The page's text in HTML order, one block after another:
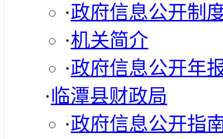
·政府信息公开制
·机关简介
·政府信息公开年
·临潭县财政局
·政府信息公开指